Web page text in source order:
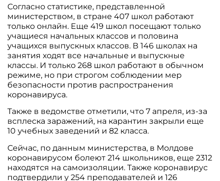
Согласно статистике, представленной
министерством, в стране 407 школ работают
только онлайн. Еще 419 школ посещают только
учащиеся начальных классов и половина
учащихся выпускных классов. В 146 школах на
занятия ходят все начальные и выпускные
классы. И только 268 школ работают в обычном
режиме, но при строгом соблюдении мер
безопасности против распространения
коронавируса.
Также в ведомстве отметили, что 7 апреля, из-за
всплеска заражений, на карантин закрыли еще
10 учебных заведений и 82 класса.
Сейчас, по данным министерства, в Молдове
коронавирусом болеют 214 школьников, еще 2312
находятся на самоизоляции. Также коронавирус
подтвердили у 254 преподавателей и 126